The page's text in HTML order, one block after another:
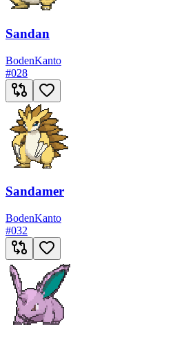
Sandan
BodenKanto
#028
Sandamer
BodenKanto
#032